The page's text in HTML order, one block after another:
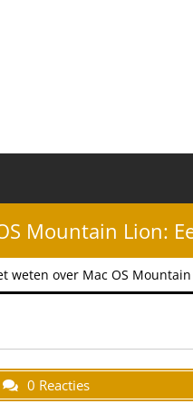
Mountain Lion:
weten over Mac OS
0 Reacties